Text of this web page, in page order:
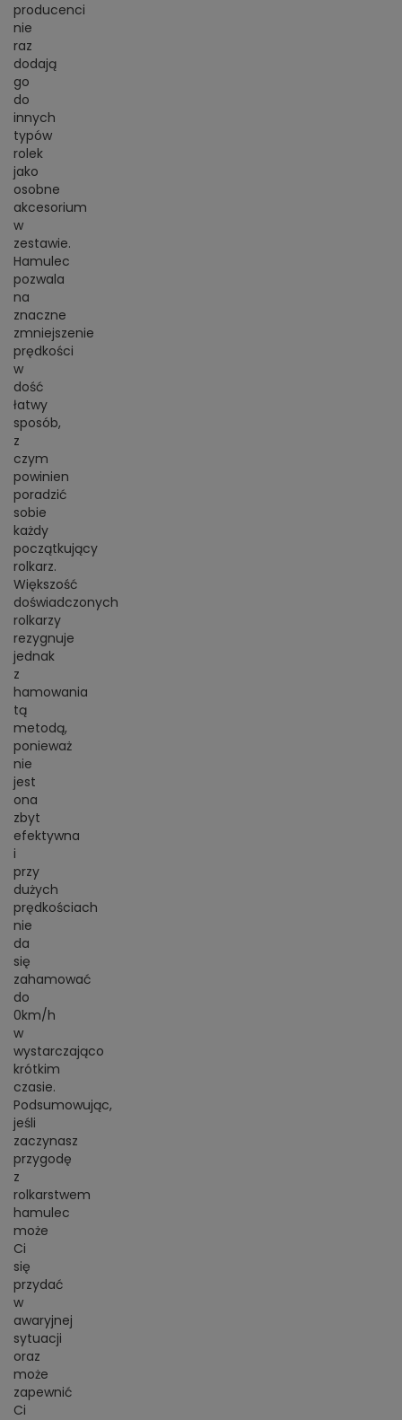
AKCESORIA
CZĘŚCI
ZAMIENNE
KASKI
KÓŁKA
ŁOŻYSKA
OCHRANIACZE
ODZIEŻ
OKULARY
SPORTOWE
TORBY/PLECAKI
WYPRZEDAŻ
CZĘŚCI
ZAMIENNE
ROWERY
SPRZĘT
OCHRONNY
ODZIEŻ
OBUWIE
WYPRZEDAŻ
MEDYCYNA
SPORTOWA
WYPRZEDAŻ
KOLEKCJE
SEZONOWE
GRY I CZĘŚCI
ZAMIENNE
PERSONALIZACJA
ODZIEŻY
SPORTREBEL
CUSTOM
WYPRZEDAŻ
producenci
nie
raz
dodają
go
do
innych
typów
rolek
jako
osobne
akcesorium
w
zestawie.
Hamulec
pozwala
na
znaczne
zmniejszenie
prędkości
w
dość
łatwy
sposób,
z
czym
powinien
poradzić
sobie
każdy
początkujący
rolkarz.
Większość
doświadczonych
rolkarzy
rezygnuje
jednak
z
hamowania
tą
metodą,
ponieważ
nie
jest
ona
zbyt
efektywna
i
przy
dużych
prędkościach
nie
da
się
zahamować
do
0km/h
w
wystarczająco
krótkim
czasie.
Podsumowując,
jeśli
zaczynasz
przygodę
z
rolkarstwem
hamulec
może
Ci
się
przydać
w
awaryjnej
sytuacji
oraz
może
zapewnić
Ci